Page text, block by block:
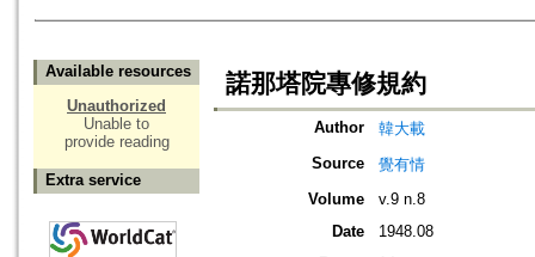
Available resources
Unauthorized
Unable to
provide reading
Extra service
諾那塔院專修規約
Author
韓大載
Source
覺有情
Volume
v.9 n.8
Date
1948.08